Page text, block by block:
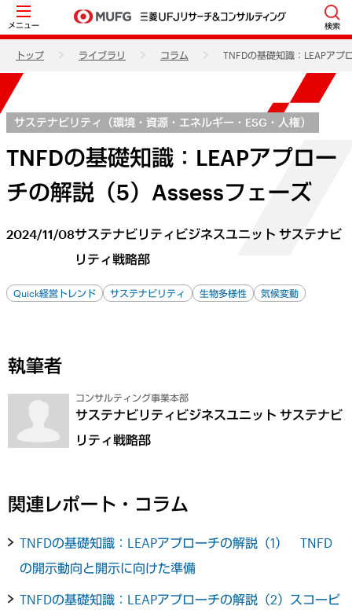
メニュー 検索
トップ ライブラリ コラム TNFDの基礎知識：LEAPアプ
サステナビリティ（環境・資源・エネルギー・ESG・人権）
TNFDの基礎知識：LEAPアプロー
チの解説（5）Assessフェーズ
2024/11/08サステナビリティビジネスユニット サステナビ
リティ戦略部
Quick経営トレンド サステナビリティ 生物多様性 気候変動
執筆者
コンサルティング事業本部
サステナビリティビジネスユニット サステナビ
リティ戦略部
関連レポート・コラム
TNFDの基礎知識：LEAPアプローチの解説（1） TNFD
の開示動向と開示に向けた準備
TNFDの基礎知識：LEAPアプローチの解説（2）スコーピ